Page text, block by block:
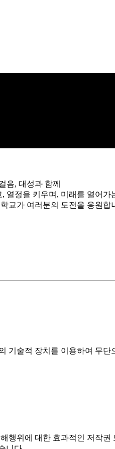
음, 대성과 함께
열정을 키우며, 미래를 열어가
교가 여러분의 도전을 응원합
술적 장치를 이용하여 무
행위에 대한 효과적인 저작